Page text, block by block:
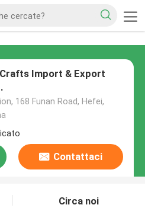
Import & Export
168 Funan Road, Hefei,
Contattaci
Circa noi